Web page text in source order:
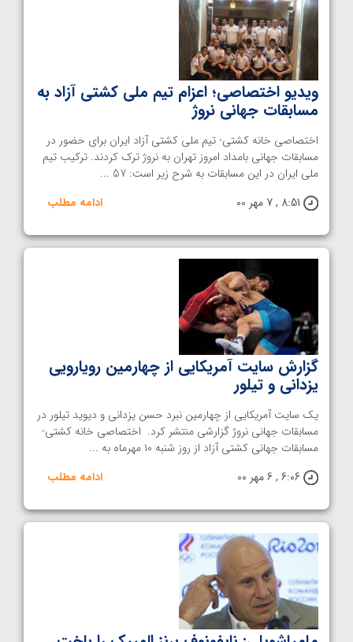
ویدیو اختصاصی؛ اعزام تیم ملی کشتی آزاد به
مسابقات جهانی نروژ
اختصاصی خانه کشتی- تیم ملی کشتی آزاد ایران برای حضور در
مسابقات جهانی بامداد امروز تهران به نروژ ترک کردند. ترکیب تیم
ملی ایران در این مسابقات به شرح زیر است: 57 ...
8:51 , 7 مهر 00
ادامه مطلب
گزارش سایت آمریکایی از چهارمین رویارویی
یزدانی و تیلور
یک سایت آمریکایی از چهارمین نبرد حسن یزدانی و دیوید تیلور در
مسابقات جهانی نروژ گزارشی منتشر کرد. اختصاصی خانه کشتی-
مسابقات جهانی کشتی آزاد از روز شنبه ۱۰ مهرماه به ...
6:06 , 6 مهر 00
ادامه مطلب